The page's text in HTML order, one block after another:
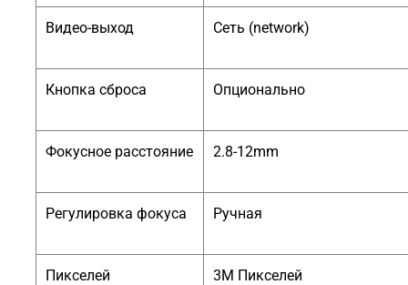
Видео-выход Сеть (network)
Кнопка сброса Опционально
Фокусное расстояние 2.8-12mm
Регулировка фокуса Ручная
Пикселей 3M Пикселей